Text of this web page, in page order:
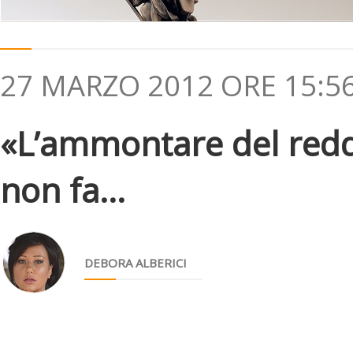
27 MARZO 2012 ORE
«L’ammontare del
non fa...
DEBORA ALBERICI